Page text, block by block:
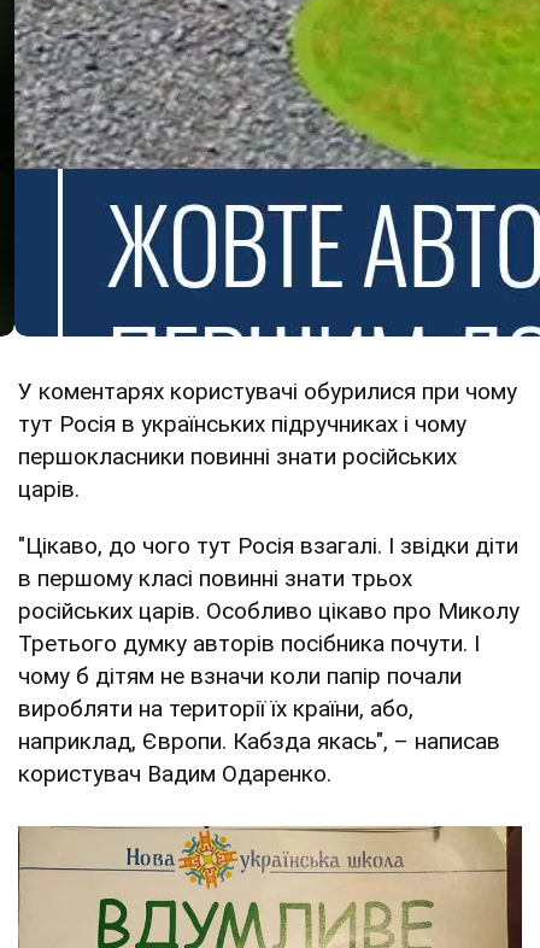
У коментарях користувачі обурилися при чому
тут Росія в українських підручниках і чому
першокласники повинні знати російських
царів.
"Цікаво, до чого тут Росія взагалі. І звідки діти
в першому класі повинні знати трьох
російських царів. Особливо цікаво про Миколу
Третього думку авторів посібника почути. І
чому б дітям не взначи коли папір почали
виробляти на території їх країни, або,
наприклад, Європи. Кабзда якась", – написав
користувач Вадим Одаренко.